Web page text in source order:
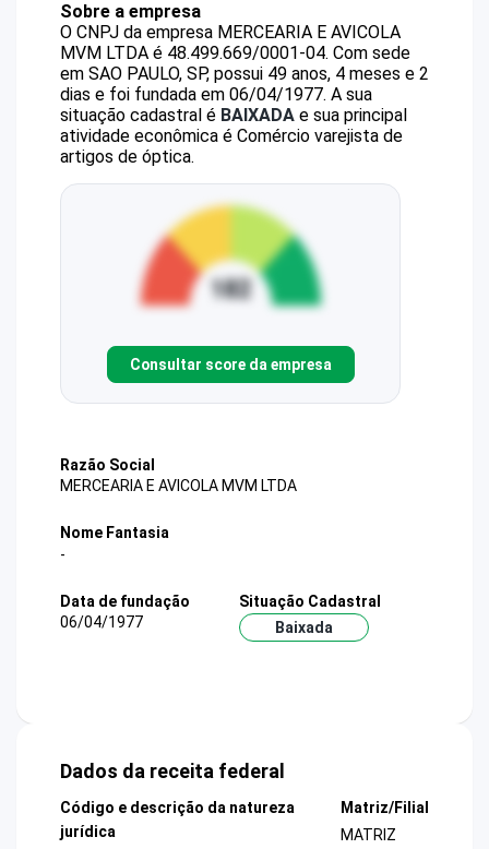
Sobre a empresa
O CNPJ da empresa MERCEARIA E AVICOLA
MVM LTDA é 48.499.669/0001-04. Com sede
em SAO PAULO, SP, possui 49 anos, 4 meses e 2
dias e foi fundada em 06/04/1977. A sua
situação cadastral é BAIXADA e sua principal
atividade econômica é Comércio varejista de
artigos de óptica.
Consultar score da empresa
Razão Social
MERCEARIA E AVICOLA MVM LTDA
Nome Fantasia
-
Data de fundação
06/04/1977
Situação Cadastral
Baixada
Dados da receita federal
Código e descrição da natureza
jurídica
Matriz/Filial
MATRIZ